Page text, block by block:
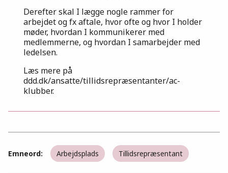
Derefter skal I lægge nogle rammer for
arbejdet og fx aftale, hvor ofte og hvor I holder
møder, hvordan I kommunikerer med
medlemmerne, og hvordan I samarbejder med
ledelsen.
Læs mere på
ddd.dk/ansatte/tillidsrepræsentanter/ac-
klubber.
Emneord: Arbejdsplads Tillidsrepræsentant